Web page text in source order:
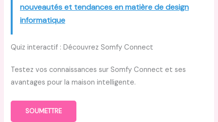
nouveautés et tendances en matière de design
informatique
Quiz interactif : Découvrez Somfy Connect
Testez vos connaissances sur Somfy Connect et ses
avantages pour la maison intelligente.
SOUMETTRE